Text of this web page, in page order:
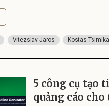
Vitezslav Jaros Kostas
5 công cụ tạo
quảng cáo